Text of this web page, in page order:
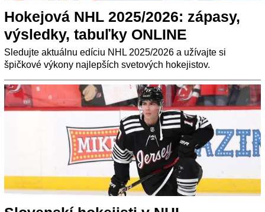
Hokejová NHL 2025/2026: zápasy,
výsledky, tabuľky ONLINE
Sledujte aktuálnu edíciu NHL 2025/2026 a užívajte si
špičkové výkony najlepších svetových hokejistov.